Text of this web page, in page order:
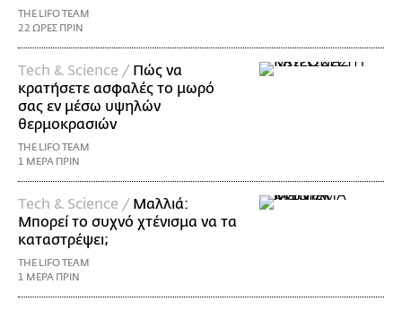
THE LIFO TEAM
22 ΩΡΕΣ ΠΡΙΝ
Τech & Science / Πώς να
κρατήσετε ασφαλές το μωρό
σας εν μέσω υψηλών
θερμοκρασιών
THE LIFO TEAM
1 ΜΕΡΑ ΠΡΙΝ
Τech & Science / Μαλλιά:
Μπορεί το συχνό χτένισμα να τα
καταστρέψει;
THE LIFO TEAM
1 ΜΕΡΑ ΠΡΙΝ